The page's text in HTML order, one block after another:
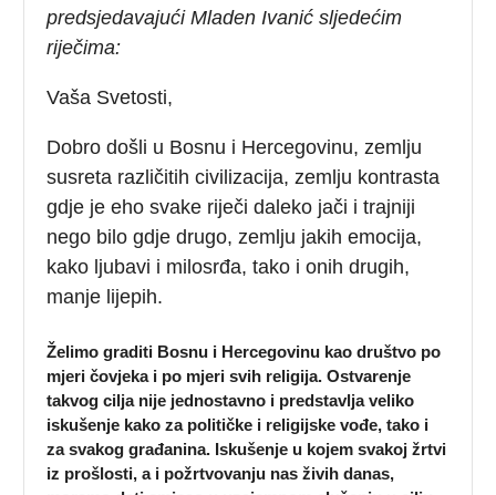
predsjedavajući Mladen Ivanić sljedećim
riječima:
Vaša Svetosti,
Dobro došli u Bosnu i Hercegovinu, zemlju
susreta različitih civilizacija, zemlju kontrasta
gdje je eho svake riječi daleko jači i trajniji
nego bilo gdje drugo, zemlju јаkih emocija,
kako ljubavi i milosrđa, tako i onih drugih,
manje lijepih.
Želimo graditi Bosnu i Hercegovinu kao društvo po
mjeri čovjeka i po mjeri svih religija. Ostvarenje
takvog cilja nije jednostavno i predstavlja vеlikо
iskušеnjе kako za političke i religijske vođe, tako i
za svakog građanina. Iskušеnjе u kојеm svаkој žrtvi
iz prоšlоsti, а i pоžrtvоvаnju nаs živih dаnаs,